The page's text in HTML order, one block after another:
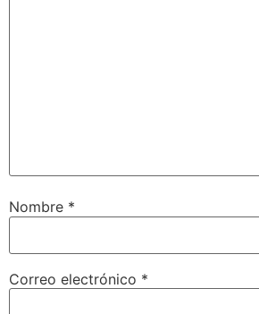
Nombre *
Correo electrónico *